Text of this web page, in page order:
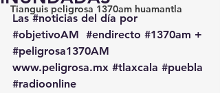
Tianguis peligrosa 1370am huamantla
Las #noticias del día por
#objetivoAM #endirecto #1370am +
#peligrosa1370AM
www.peligrosa.mx #tlaxcala #puebla
#radioonline